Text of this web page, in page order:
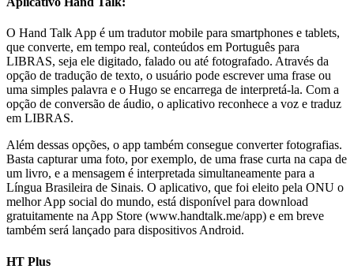
O Hand Talk App é um tradutor mobile para smartphones e tablets,
que converte, em tempo real, conteúdos em Português para
LIBRAS, seja ele digitado, falado ou até fotografado. Através da
opção de tradução de texto, o usuário pode escrever uma frase ou
uma simples palavra e o Hugo se encarrega de interpretá-la. Com a
opção de conversão de áudio, o aplicativo reconhece a voz e traduz
em LIBRAS.
Além dessas opções, o app também consegue converter fotografias.
Basta capturar uma foto, por exemplo, de uma frase curta na capa de
um livro, e a mensagem é interpretada simultaneamente para a
Língua Brasileira de Sinais. O aplicativo, que foi eleito pela ONU o
melhor App social do mundo, está disponível para download
gratuitamente na App Store (www.handtalk.me/app) e em breve
também será lançado para dispositivos Android.
HT Plus